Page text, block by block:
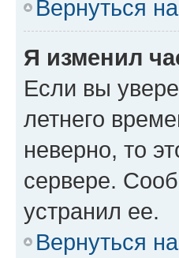
Вернуться
Я изменил
Если вы
летнего
неверно, то
сервере.
устранил ее.
Вернуться